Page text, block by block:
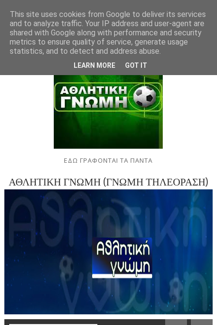
ΕΔΩ ΓΡΑΦΟΝΤΑΙ ΤΑ ΠΑΝΤΑ
ΑΘΛΗΤΙΚΗ ΓΝΩΜΗ (ΓΝΩΜΗ ΤΗΛΕΟΡΑΣΗ)
This site uses cookies from Google to deliver its services
and to analyze traffic. Your IP address and user-agent are
shared with Google along with performance and security
metrics to ensure quality of service, generate usage
statistics, and to detect and address abuse.
LEARN MORE GOT IT